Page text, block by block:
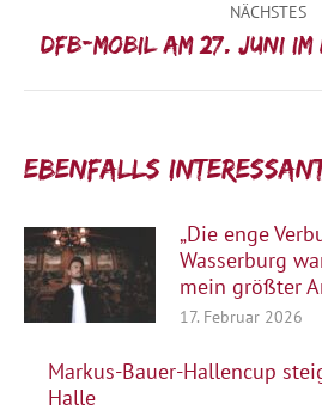
NÄCHSTES
DFB-Mobil am 27. Juni
Ebenfalls
„Die enge
Wasserburg
mein größter
17. Februar 2026
Markus-Bauer-Hallencup
Halle